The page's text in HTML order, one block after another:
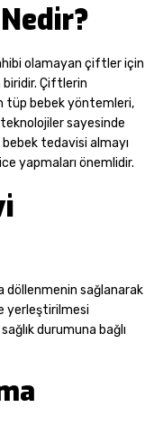
olamayan çiftler için
biridir. Çiftlerin
tüp bebek yöntemleri,
sayesinde
bebek tedavisi almayı
yapmaları önemlidir.
döllenmenin sağlanarak
yerleştirilmesi
durumuna bağlı